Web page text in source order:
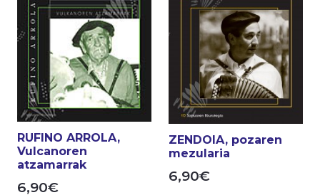
RUFINO ARROLA,
Vulcanoren
atzamarrak
6,90€
ZENDOIA, pozaren
mezularia
6,90€